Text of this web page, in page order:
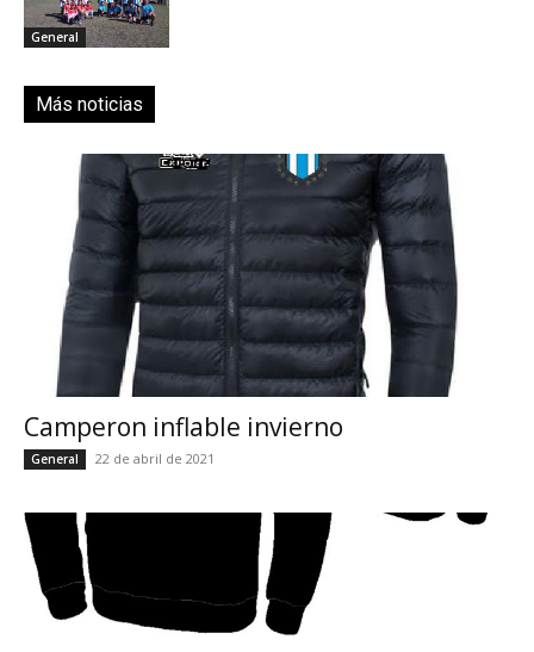
General
Más noticias
Camperon inflable invierno
General 22 de abril de 2021